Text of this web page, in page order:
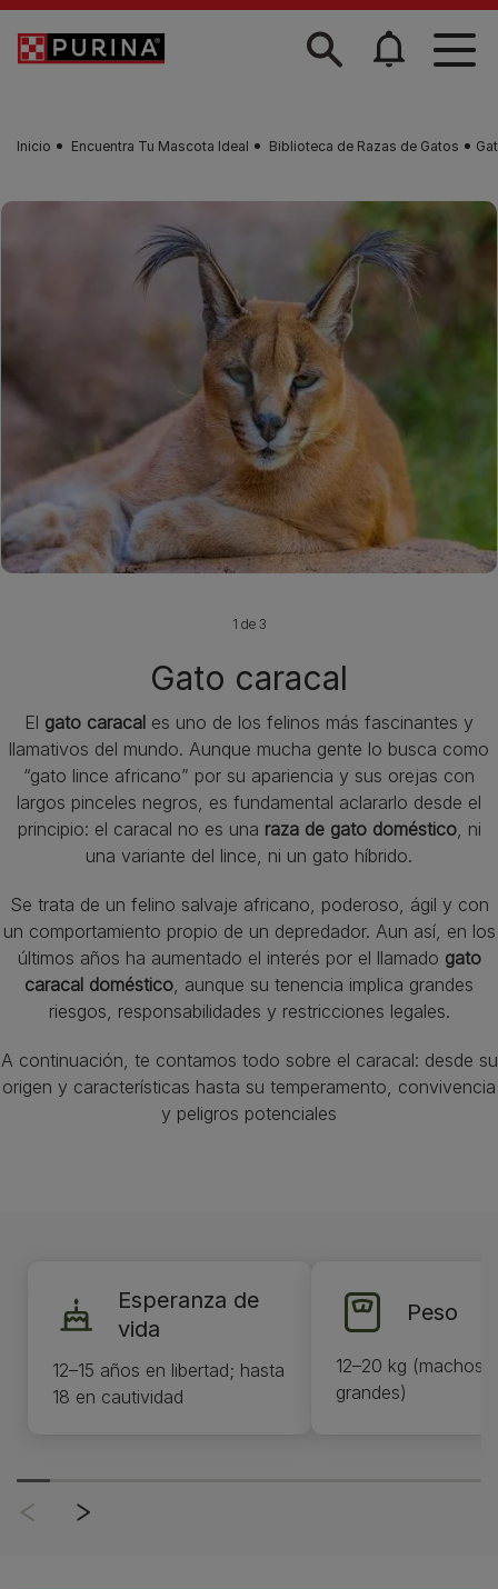
Skip to main content
Inicio Encuentra Tu Mascota Ideal Biblioteca de Razas de Gatos
Gato caracal
El gato caracal es uno de los felinos más fascinantes y
llamativos del mundo. Aunque mucha gente lo busca como
“gato lince africano” por su apariencia y sus orejas con
largos pinceles negros, es fundamental aclararlo desde el
principio: el caracal no es una raza de gato doméstico, ni
una variante del lince, ni un gato híbrido.
Se trata de un felino salvaje africano, poderoso, ágil y con
un comportamiento propio de un depredador. Aun así, en los
últimos años ha aumentado el interés por el llamado gato
caracal doméstico , aunque su tenencia implica grandes
riesgos, responsabilidades y restricciones legales.
A continuación, te contamos todo sobre el caracal: desde su
origen y características hasta su temperamento, convivencia
y peligros potenciales
1 de 3
Esperanza de
vida
12–15 años en libertad; hasta
18 en cautividad
Peso
12–20 kg (machos
grandes)